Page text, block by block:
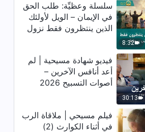
بالكتاب المقدَّس هو نفسه الإيمان
بالله؟ (دبلجة عربية)
اختبار لمسيحي وشهادة | ربح البركة
من خلال البليّة (مترجم بالعربية)
فيديو شهادة مسيحية | تبشير والدي
بالإنجيل (دبلجة عربية)
8:32
سلسلة وعظيِّة: طلب الحق
في الإيمان – الويل لأولئك
الذين ينتظرون فقط نزول
30:13
فيديو شهادة مسيحية | لم
أعد أنافس الآخرين –
أصوات التسبيح 2026
فيلم مسيحي | ملاقاة الرب
في أثناء الكوارث (2)